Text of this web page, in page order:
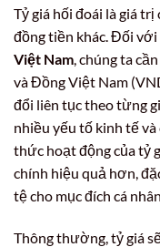
Tỷ giá hối đoái là giá
đồng tiền khác. Đối với
Việt Nam, chúng ta
và Đồng Việt Nam
đổi liên tục theo từng
nhiều yếu tố kinh tế
thức hoạt động của tỷ
chính hiệu quả hơn,
tệ cho mục đích cá
Thông thường, tỷ giá